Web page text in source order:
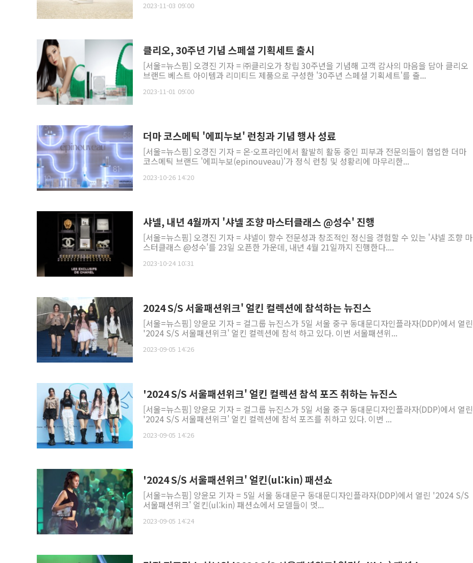
2023-11-03 09:00
클리오, 30주년 기념 스페셜 기획세트 출시
[서울=뉴스핌] 오경진 기자 = ㈜클리오가 창립 30주년을 기념해 고객 감사의 마음을 담아 클리오
브랜드 베스트 아이템과 리미티드 제품으로 구성한 '30주년 스페셜 기획세트'를 출...
2023-11-01 09:00
더마 코스메틱 '에피누보' 런칭과 기념 행사 성료
[서울=뉴스핌] 오경진 기자 = 온·오프라인에서 활발히 활동 중인 피부과 전문의들이 협업한 더마
코스메틱 브랜드 '에피누보(epinouveau)'가 정식 런칭 및 성황리에 마무리한...
2023-10-26 14:20
샤넬, 내년 4월까지 '샤넬 조향 마스터클래스 @성수' 진행
[서울=뉴스핌] 오경진 기자 = 샤넬이 향수 전문성과 창조적인 정신을 경험할 수 있는 '샤넬 조향 마
스터클래스 @성수'를 23일 오픈한 가운데, 내년 4월 21일까지 진행한다....
2023-10-24 10:31
2024 S/S 서울패션위크' 얼킨 컬렉션에 참석하는 뉴진스
[서울=뉴스핌] 양윤모 기자 = 걸그룹 뉴진스가 5일 서울 중구 동대문디자인플라자(DDP)에서 열린
'2024 S/S 서울패션위크' 얼킨 컬렉션에 참석 하고 있다. 이번 서울패션위...
2023-09-05 14:26
'2024 S/S 서울패션위크' 얼킨 컬렉션 참석 포즈 취하는 뉴진스
[서울=뉴스핌] 양윤모 기자 = 걸그룹 뉴진스가 5일 서울 중구 동대문디자인플라자(DDP)에서 열린
'2024 S/S 서울패션위크' 얼킨 컬렉션에 참석 포즈를 취하고 있다. 이번 ...
2023-09-05 14:26
'2024 S/S 서울패션위크' 얼킨(ul:kin) 패션쇼
[서울=뉴스핌] 양윤모 기자 = 5일 서울 동대문구 동대문디자인플라자(DDP)에서 열린 '2024 S/S
서울패션위크' 얼킨(ul:kin) 패션쇼에서 모델들이 멋...
2023-09-05 14:24